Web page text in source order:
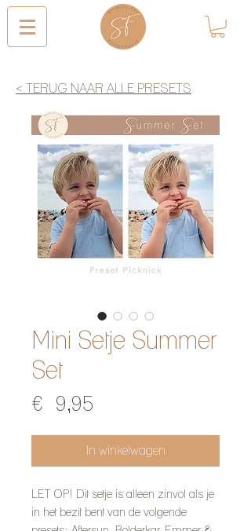
< TERUG NAAR ALLE PRESETS
Mini Setje Summer
Set
€ 9,95
In winkelwagen
LET OP! Dit setje is alleen zinvol als je
in het bezit bent van de volgende